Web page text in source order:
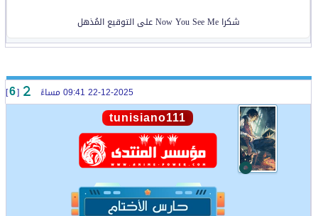
شكرا Now You See Me على التوقيع المُذهل
[
6
]
tunisiano111